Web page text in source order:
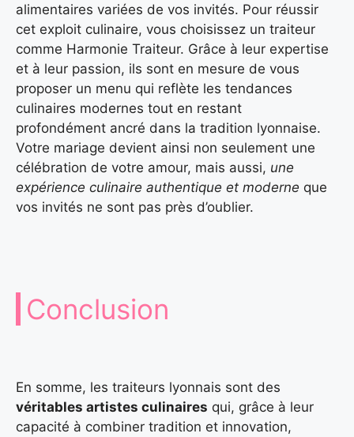
alimentaires variées de vos invités. Pour réussir
cet exploit culinaire, vous choisissez un traiteur
comme Harmonie Traiteur. Grâce à leur expertise
et à leur passion, ils sont en mesure de vous
proposer un menu qui reflète les tendances
culinaires modernes tout en restant
profondément ancré dans la tradition lyonnaise.
Votre mariage devient ainsi non seulement une
célébration de votre amour, mais aussi, une
expérience culinaire authentique et moderne que
vos invités ne sont pas près d’oublier.
Conclusion
En somme, les traiteurs lyonnais sont des
véritables artistes culinaires qui, grâce à leur
capacité à combiner tradition et innovation,